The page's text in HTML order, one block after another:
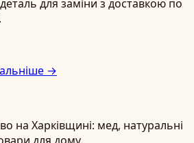
для заміни з доставкою по
→
на Харківщині: мед, натуральні